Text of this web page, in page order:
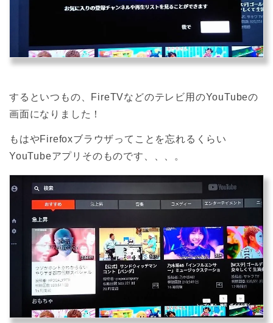
するといつもの、FireTVなどのテレビ用のYouTubeの
画面になりました！
もはやFirefoxブラウザってことを忘れるくらい
YouTubeアプリそのものです、、、。